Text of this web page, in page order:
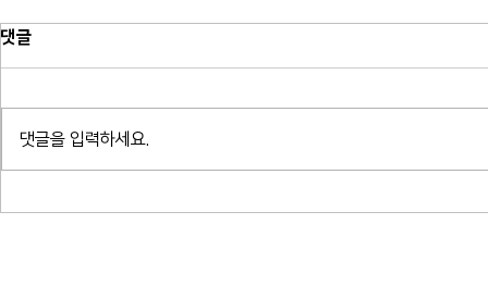
광명 일직동 패널 시공
댓글
댓글을 입력하세요.